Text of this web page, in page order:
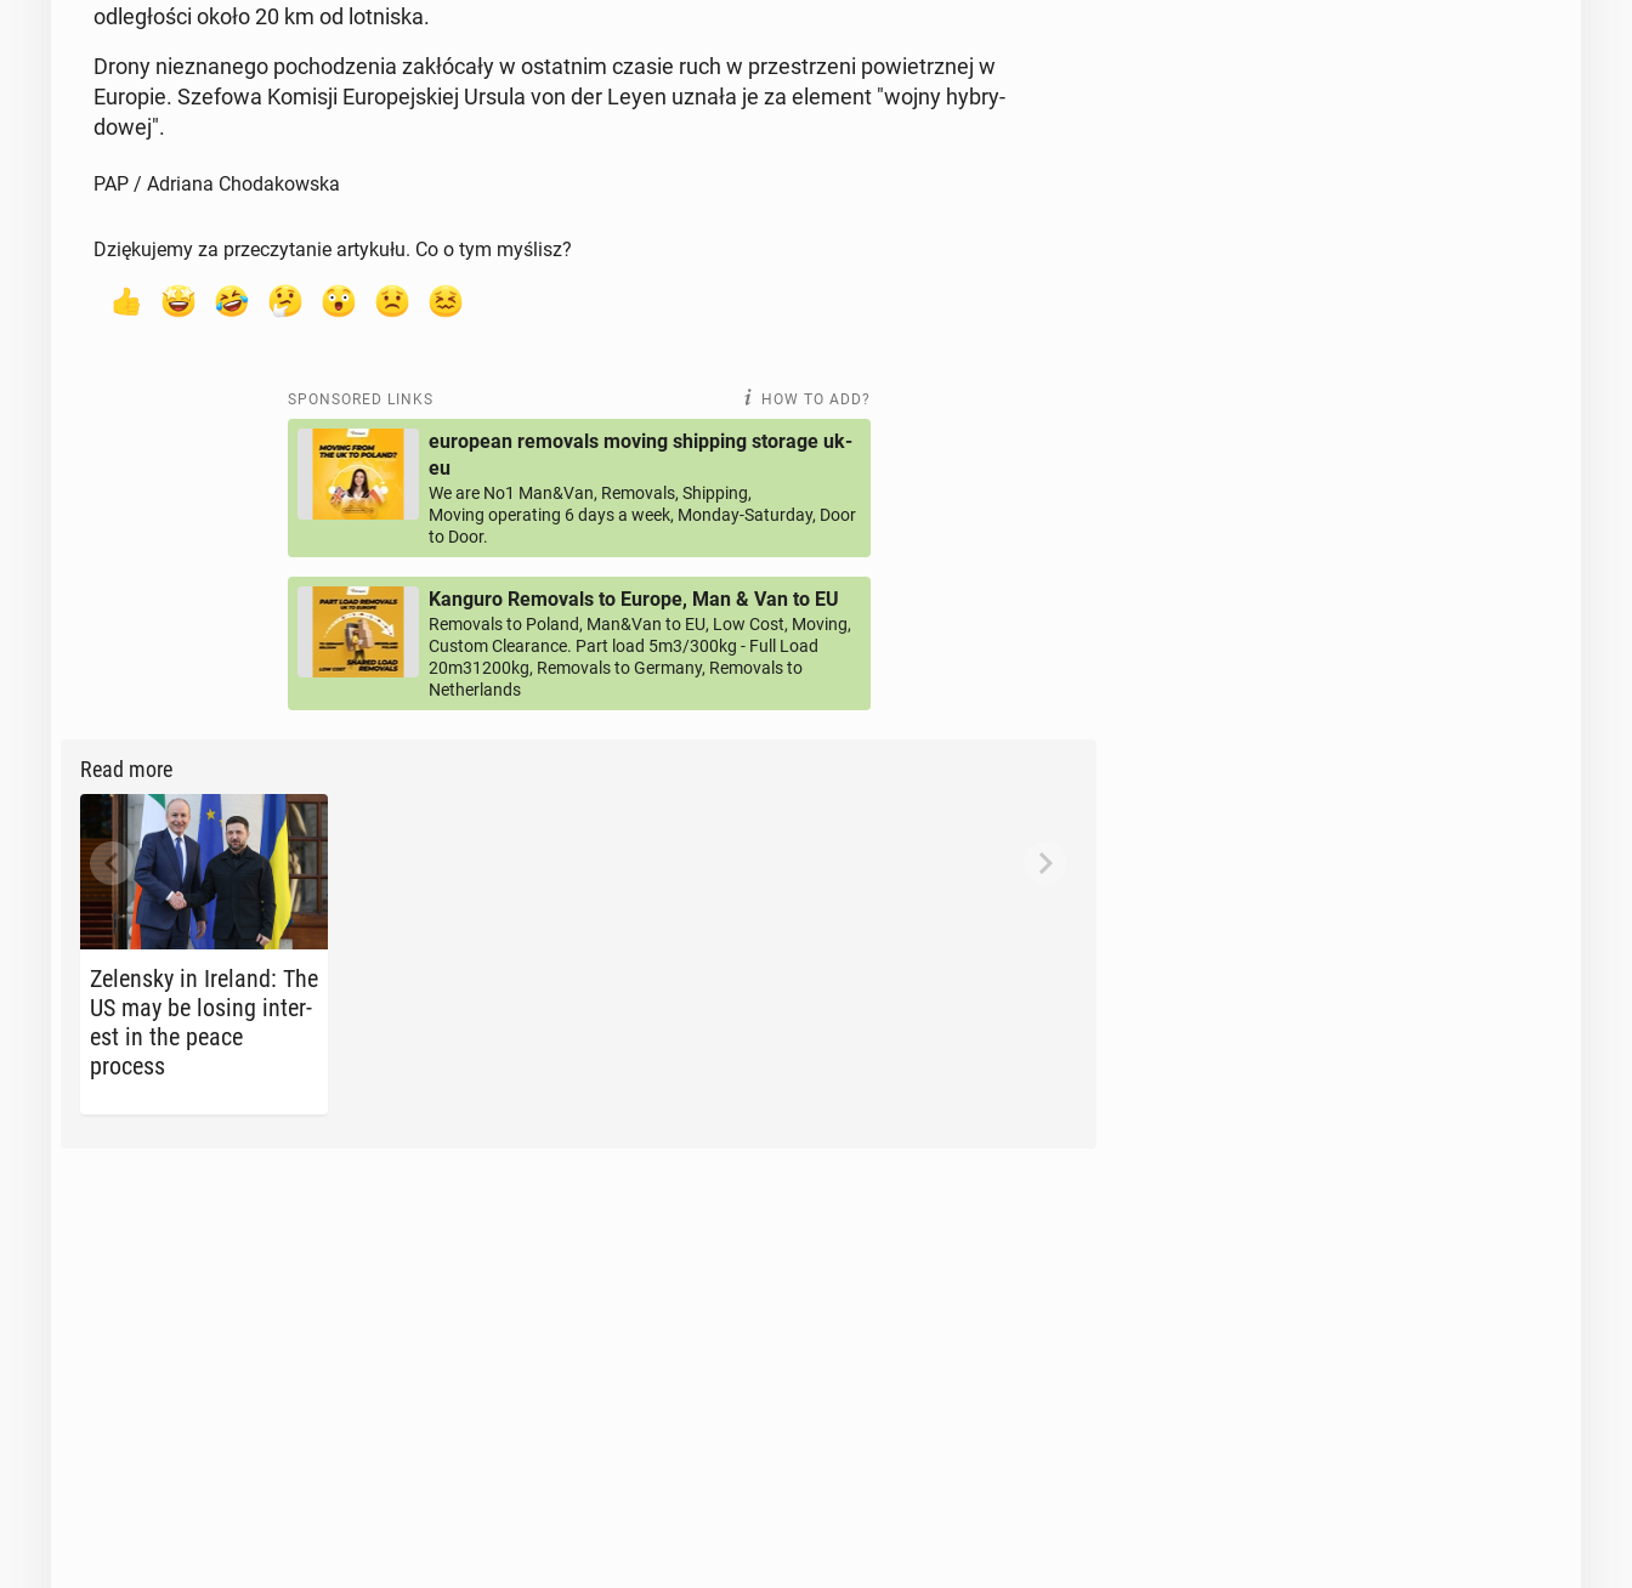
odległoś­ci około 20 km od lot­niska.
Drony niez­nanego pochodzenia za­kłó­cały w os­tat­nim czasie ruch w przestrzeni powi­etrznej w
Europie. Szefowa Komisji Eu­rope­jskiej Ursula von der Leyen uznała je za element "wojny hy­bry­
dowej".
PAP / Adriana Chodakowska
Dziękujemy za przeczytanie artykułu. Co o tym myślisz?
SPONSORED LINKS HOW TO ADD?
european removals moving shipping storage uk-
eu
We are No1 Man&Van, Removals, Shipping,
Moving operating 6 days a week, Monday-Saturday, Door
to Door.
Kanguro Removals to Europe, Man & Van to EU
Removals to Poland, Man&Van to EU, Low Cost, Moving,
Custom Clearance. Part load 5m3/300kg - Full Load
20m31200kg, Removals to Germany, Removals to
Netherlands
Read more
Ze­len­sky in Ireland: The
US may be losing in­ter­
est in the peace
process